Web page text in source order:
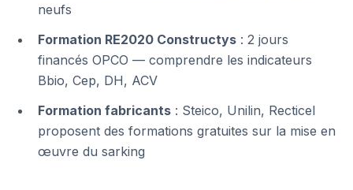
neufs
Formation RE2020 Constructys : 2 jours
financés OPCO — comprendre les indicateurs
Bbio, Cep, DH, ACV
Formation fabricants : Steico, Unilin, Recticel
proposent des formations gratuites sur la mise en
œuvre du sarking